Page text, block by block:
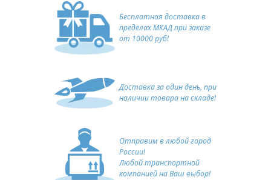
Бесплатная доставка в
пределах МКАД при заказе
от 10000 руб!
Доставка за один день, при
наличии товара на складе!
Отправим в любой город
России!
Любой транспортной
компанией на Ваш выбор!